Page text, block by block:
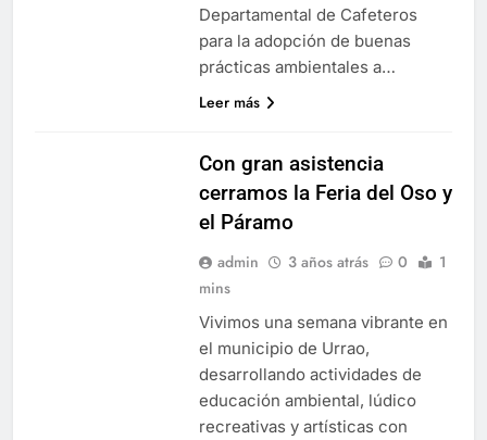
Departamental de Cafeteros
para la adopción de buenas
prácticas ambientales a…
Leer más
Con gran asistencia
cerramos la Feria del Oso y
el Páramo
admin 3 años atrás 0
1
mins
Vivimos una semana vibrante en
el municipio de Urrao,
desarrollando actividades de
educación ambiental, lúdico
recreativas y artísticas con